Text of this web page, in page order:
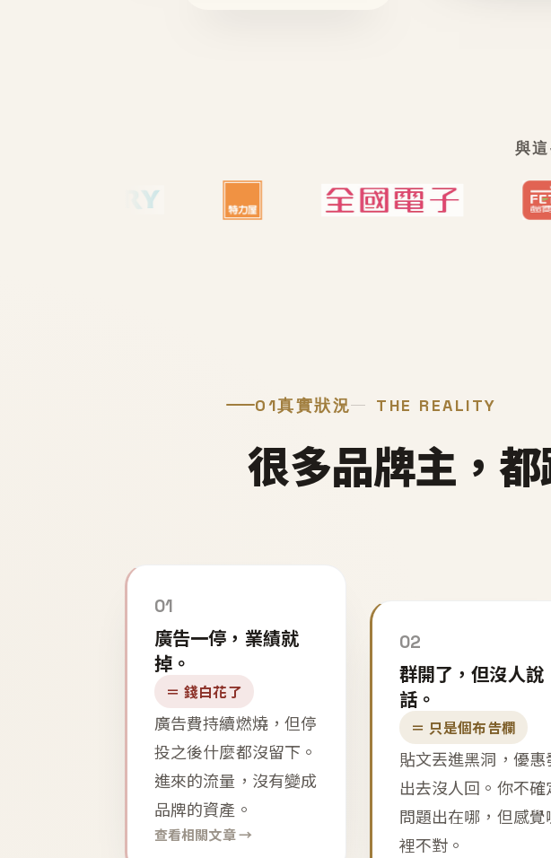
與
01真實狀況 THE REALITY
很多品牌主，
01
廣告一停，業績就
掉。
＝ 錢白花了
廣告費持續燃燒，但停
投之後什麼都沒留下。
進來的流量，沒有變成
品牌的資產。
查看相關文章 →
02
群開了，但沒人說
話。
＝ 只是個布告欄
貼文丟進黑洞，優惠
出去沒人回。你不確
問題出在哪，但感覺
裡不對。